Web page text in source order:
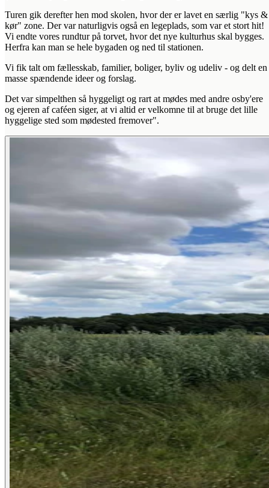
Turen gik derefter hen mod skolen, hvor der er lavet en særlig "kys &
kør" zone. Der var naturligvis også en legeplads, som var et stort hit!
Vi endte vores rundtur på torvet, hvor det nye kulturhus skal bygges.
Herfra kan man se hele bygaden og ned til stationen.
Vi fik talt om fællesskab, familier, boliger, byliv og udeliv - og delt en
masse spændende ideer og forslag.
Det var simpelthen så hyggeligt og rart at mødes med andre osby'ere
og ejeren af caféen siger, at vi altid er velkomne til at bruge det lille
hyggelige sted som mødested fremover".